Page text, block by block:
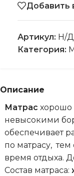
Добавить
Артикул: Н/Д
Категория:
Описание
Матрас хорошо
невысокими
обеспечивает
по матрасу,
время отдыха.
Состав матраса: